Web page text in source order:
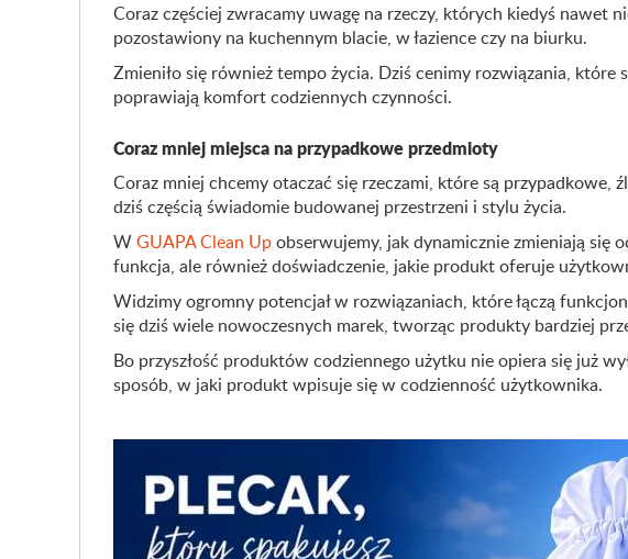
Coraz częściej zwracamy uwagę na rzeczy, których kiedyś nawet
pozostawiony na kuchennym blacie, w łazience czy na biurku.
Zmieniło się również tempo życia. Dziś cenimy rozwiązania,
poprawiają komfort codziennych czynności.
Coraz mniej miejsca na przypadkowe przedmioty
Coraz mniej chcemy otaczać się rzeczami, które są
dziś częścią świadomie budowanej przestrzeni i stylu życia.
WGUAPA Clean Upobserwujemy, jak dynamicznie zmieniają się
funkcja, ale również doświadczenie, jakie produkt oferuje
Widzimy ogromny potencjał w rozwiązaniach, które łączą
się dziś wiele nowoczesnych marek, tworząc produkty bardziej
Bo przyszłość produktów codziennego użytku nie opiera się już
sposób, w jaki produkt wpisuje się w codzienność użytkownika.